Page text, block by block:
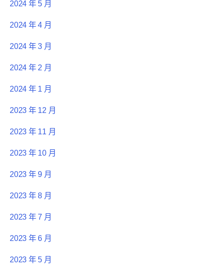
2024 年 5 月
2024 年 4 月
2024 年 3 月
2024 年 2 月
2024 年 1 月
2023 年 12 月
2023 年 11 月
2023 年 10 月
2023 年 9 月
2023 年 8 月
2023 年 7 月
2023 年 6 月
2023 年 5 月